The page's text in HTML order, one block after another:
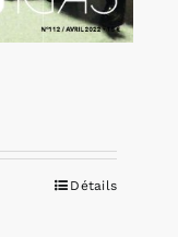
Détails